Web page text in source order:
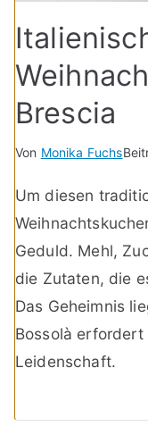
Brescia
Von Monika Fuchs
Um diesen
Geduld. Mehl,
die Zutaten, die
Das Geheimnis
Bossolà
Leidenschaft.